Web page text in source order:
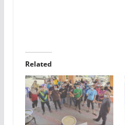
Related